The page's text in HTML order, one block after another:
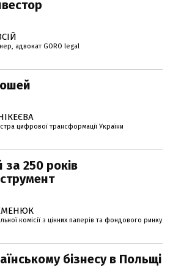
адвокат GORO legal
цифрової трансформації України
250 років
комісії з цінних паперів та фондового ринку
бізнесу в Польщі